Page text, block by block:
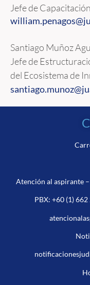
Jefe de
Santiago Muñoz
Jefe de
del Ecosistema de
Atención al aspirante
PBX: +60 (1) 662